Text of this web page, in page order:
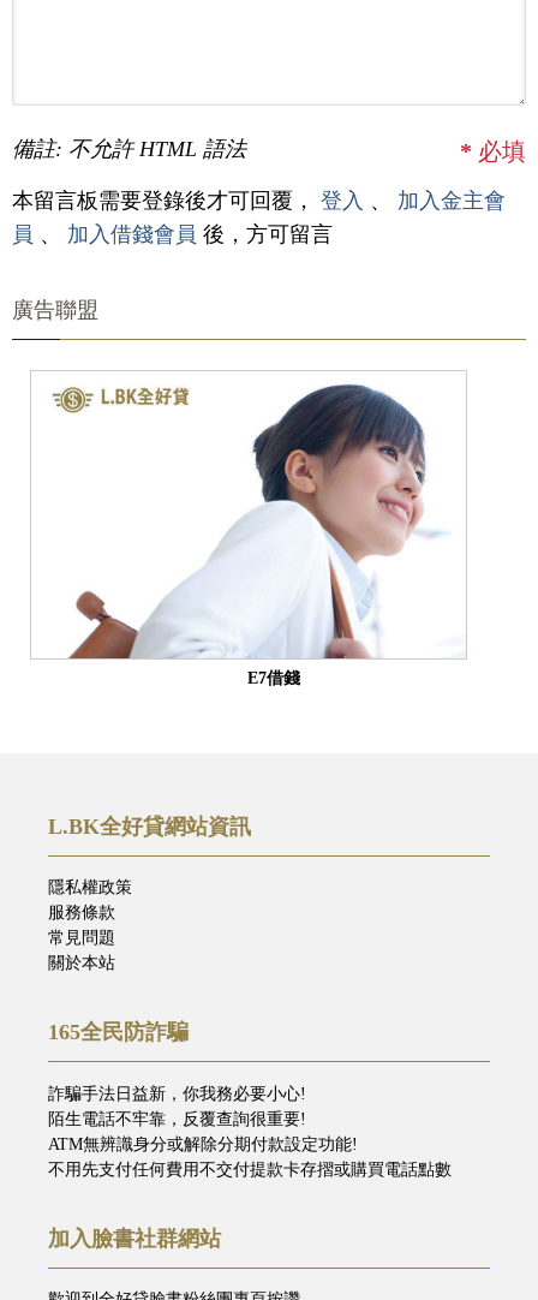
備註: 不允許 HTML 語法 * 必填
本留言板需要登錄後才可回覆， 登入 、 加入金主會
員 、 加入借錢會員 後，方可留言
廣告聯盟
E7借錢
L.BK全好貸網站資訊
隱私權政策
服務條款
常見問題
關於本站
165全民防詐騙
詐騙手法日益新，你我務必要小心!
陌生電話不牢靠，反覆查詢很重要!
ATM無辨識身分或解除分期付款設定功能!
不用先支付任何費用不交付提款卡存摺或購買電話點數
加入臉書社群網站